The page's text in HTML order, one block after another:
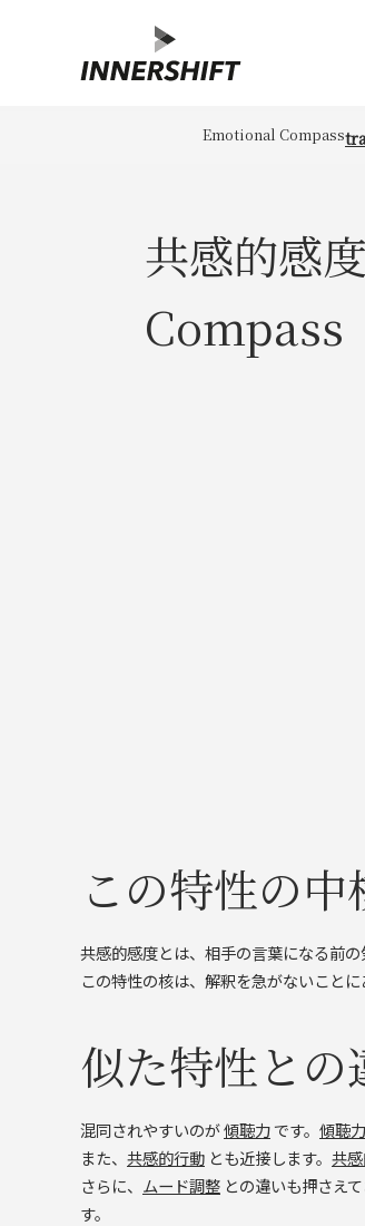
Emotional Compass
共感的感
Compass
この特性の中
共感的感度とは、相手の言葉になる前
この特性の核は、解釈を急がないこと
似た特性との
混同されやすいのが傾聴力です。 傾聴力
また、 共感的行動 とも近接します。 共
さらに、 ムード調整 との違いも押さえ
す。